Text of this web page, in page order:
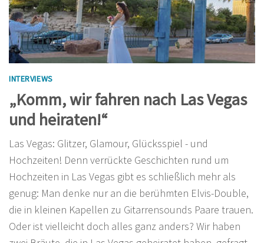
INTERVIEWS
„Komm, wir fahren nach Las Vegas
und heiraten!“
Las Vegas: Glitzer, Glamour, Glücksspiel - und
Hochzeiten! Denn verrückte Geschichten rund um
Hochzeiten in Las Vegas gibt es schließlich mehr als
genug: Man denke nur an die berühmten Elvis-Double,
die in kleinen Kapellen zu Gitarrensounds Paare trauen.
Oder ist vielleicht doch alles ganz anders? Wir haben